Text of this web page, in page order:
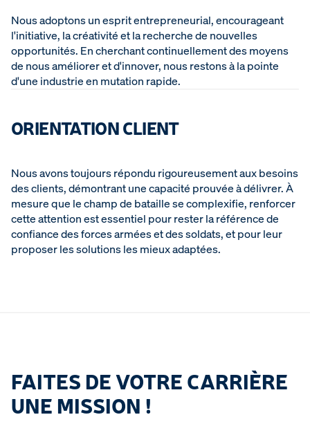
Nous adoptons un esprit entrepreneurial, encourageant
l'initiative, la créativité et la recherche de nouvelles
opportunités. En cherchant continuellement des moyens
de nous améliorer et d'innover, nous restons à la pointe
d'une industrie en mutation rapide.
ORIENTATION CLIENT
Nous avons toujours répondu rigoureusement aux besoins
des clients, démontrant une capacité prouvée à délivrer. À
mesure que le champ de bataille se complexifie, renforcer
cette attention est essentiel pour rester la référence de
confiance des forces armées et des soldats, et pour leur
proposer les solutions les mieux adaptées.
FAITES DE VOTRE CARRIÈRE
UNE MISSION !